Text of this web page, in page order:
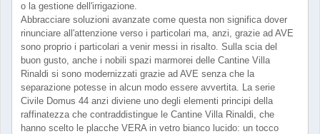
o la gestione dell'irrigazione.
Abbracciare soluzioni avanzate come questa non significa dover
rinunciare all'attenzione verso i particolari ma, anzi, grazie ad AVE
sono proprio i particolari a venir messi in risalto. Sulla scia del
buon gusto, anche i nobili spazi marmorei delle Cantine Villa
Rinaldi si sono modernizzati grazie ad AVE senza che la
separazione potesse in alcun modo essere avvertita. La serie
Civile Domus 44 anzi diviene uno degli elementi principi della
raffinatezza che contraddistingue le Cantine Villa Rinaldi, che
hanno scelto le placche VERA in vetro bianco lucido: un tocco